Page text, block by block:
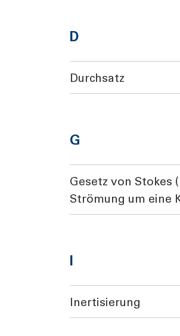
D
Durchsatz
G
Gesetz von Stokes
Strömung um eine
I
Inertisierung